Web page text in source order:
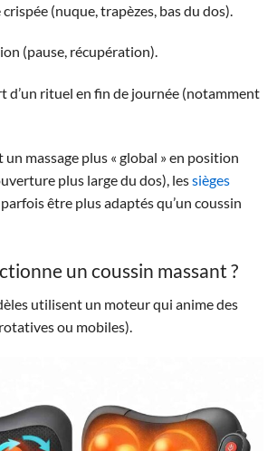
(nuque, trapèzes, bas du dos).
(pause, récupération).
d’un rituel en fin de journée (notamment
massage plus « global » en position
plus large du dos), lessièges
être plus adaptés qu’un coussin
un coussin massant ?
utilisent un moteur qui anime des
ou mobiles).